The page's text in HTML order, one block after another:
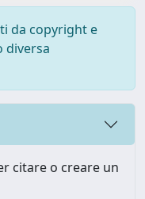
da copyright e
diversa
citare o creare un